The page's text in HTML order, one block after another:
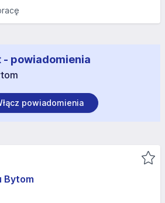
- powiadomienia
powiadomienia
Bytom